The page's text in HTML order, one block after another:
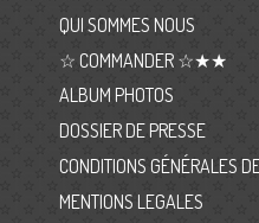
QUI SOMMES NOUS
☆ COMMANDER ☆★★
ALBUM PHOTOS
DOSSIER DE PRESSE
CONDITIONS GÉNÉRALES
MENTIONS LEGALES